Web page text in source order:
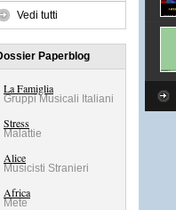
Vedi tutti
Paperblog
La Famiglia
Gruppi Musicali Italiani
Stress
Malattie
Alice
Musicisti Stranieri
Africa
Mete